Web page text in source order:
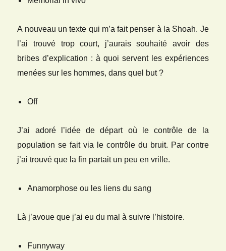
A nouveau un texte qui m’a fait penser à la Shoah. Je
l’ai trouvé trop court, j’aurais souhaité avoir des
bribes d’explication : à quoi servent les expériences
menées sur les hommes, dans quel but ?
Off
J’ai adoré l’idée de départ où le contrôle de la
population se fait via le contrôle du bruit. Par contre
j’ai trouvé que la fin partait un peu en vrille.
Anamorphose ou les liens du sang
Là j’avoue que j’ai eu du mal à suivre l’histoire.
Funnyway